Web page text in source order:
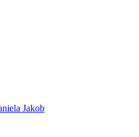
Jakob